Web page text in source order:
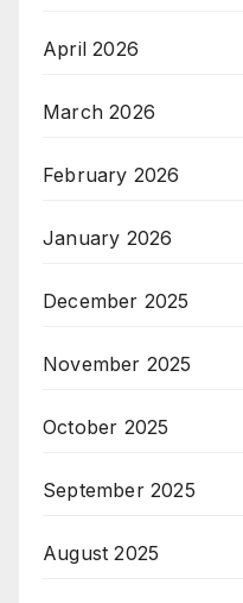
April 2026
March 2026
February 2026
January 2026
December 2025
November 2025
October 2025
September 2025
August 2025